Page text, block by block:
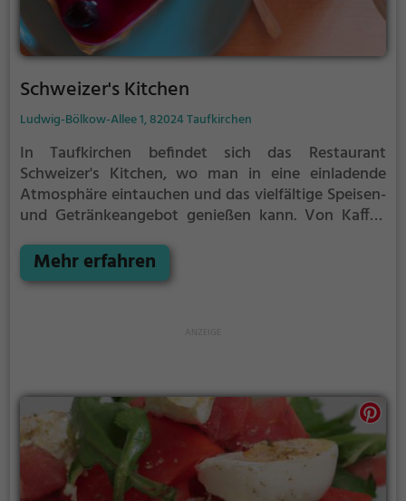
Schweizer's Kitchen
Ludwig-Bölkow-Allee 1, 82024 Taufkirchen
In Taufkirchen befindet sich das Restaurant
Schweizer's Kitchen, wo man in eine einladende
Atmosphäre eintauchen und das vielfältige Speisen-
und Getränkeangebot genießen kann. Von Kaffee
hin zu frischen Biogerichten ist hier für jeden
Geschmack etwas dabei. Das Restaurant bietet
Speisen, sondern auch mit seinem ansprechenden
Ambiente. Ein Ort, an dem man sich rundum wohl
fühlen kann.
Mehr erfahren